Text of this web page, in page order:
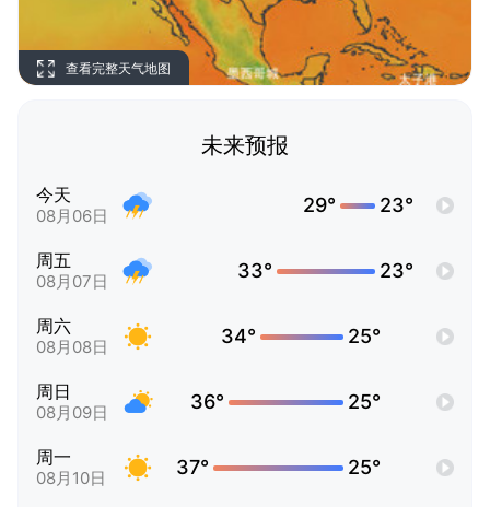
查看完整天气地图
未来预报
今天
08月06日 29° 23°
周五
08月07日 33° 23°
周六
08月08日 34° 25°
周日
08月09日 36° 25°
周一
08月10日 37° 25°